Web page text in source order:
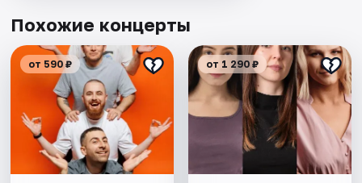
Похожие концерты
от 590 ₽ от 1 290 ₽